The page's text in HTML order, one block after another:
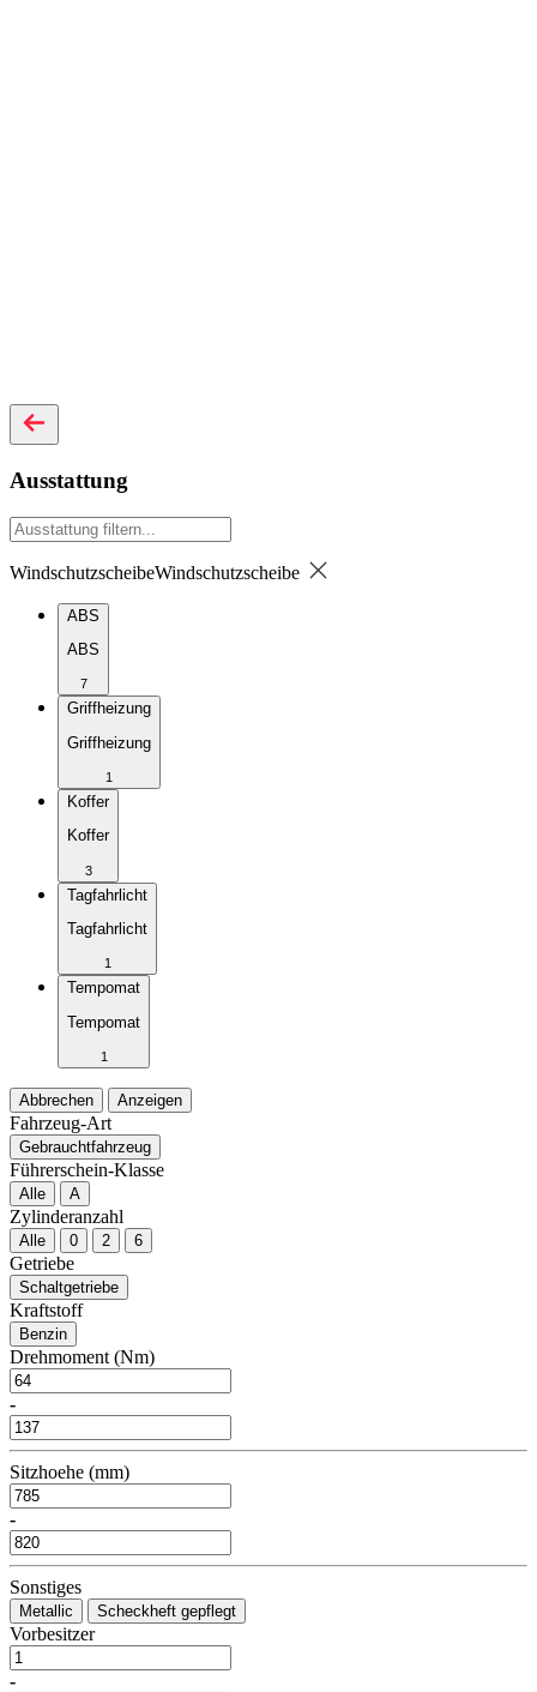
Ausstattung
WindschutzscheibeWindschutzscheibe
ABS
ABS
7
Griffheizung
Griffheizung
1
Koffer
Koffer
3
Tagfahrlicht
Tagfahrlicht
1
Tempomat
Tempomat
1
Abbrechen Anzeigen
Fahrzeug-Art
Gebrauchtfahrzeug
Führerschein-Klasse
Alle A
Zylinderanzahl
Alle 0 2 6
Getriebe
Schaltgetriebe
Kraftstoff
Benzin
Drehmoment (Nm)
-
Sitzhoehe (mm)
-
Sonstiges
Metallic Scheckheft gepflegt
Vorbesitzer
-